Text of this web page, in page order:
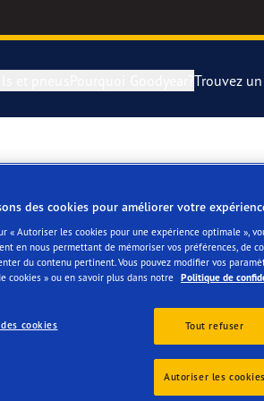
Pourquoi Goodyear?
RACING
F1 SuperSport
Trouvez
des cookies pour améliorer votre
« Autoriser les cookies pour une expérience optimale »,
en nous permettant de mémoriser vos préférences, de
du contenu pertinent. Vous pouvez modifier vos
cookies » ou en savoir plus dans notre Politique de
cookies Tout refuser
Autoriser les